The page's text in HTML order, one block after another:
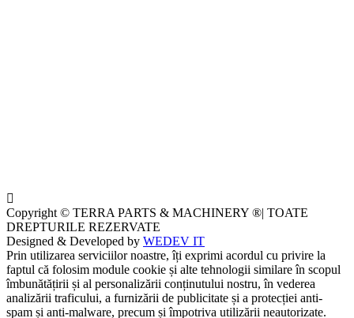
Copyright © TERRA PARTS & MACHINERY ®| TOATE
DREPTURILE REZERVATE
Designed & Developed by WEDEV IT
Prin utilizarea serviciilor noastre, îți exprimi acordul cu privire la
faptul că folosim module cookie și alte tehnologii similare în scopul
îmbunătățirii și al personalizării conținutului nostru, în vederea
analizării traficului, a furnizării de publicitate și a protecției anti-
spam și anti-malware, precum și împotriva utilizării neautorizate.